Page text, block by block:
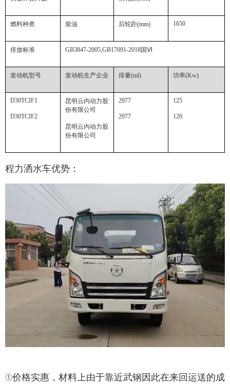
燃料种类 柴油 后轮距(mm) 1650
排放标准 GB3847-2005,GB17691-2018国Ⅵ
发动机型号 发动机生产企业 排量(ml) 功率(Kw)
D30TCIF1
D30TCIF2
昆明云内动力股
份有限公司
昆明云内动力股
份有限公司
2977
2977
125
120
程力洒水车优势：
①价格实惠，材料上由于靠近武钢因此在来回运送的成